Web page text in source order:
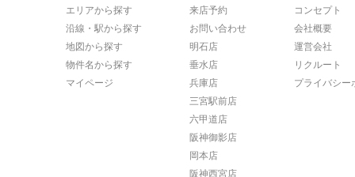
エリアから探す
沿線・駅から探す
地図から探す
物件名から探す
マイページ
来店予約
お問い合わせ
明石店
垂水店
兵庫店
三宮駅前店
六甲道店
阪神御影店
岡本店
阪神西宮店
コンセプト
会社概要
運営会社
リクルート
プライバシー